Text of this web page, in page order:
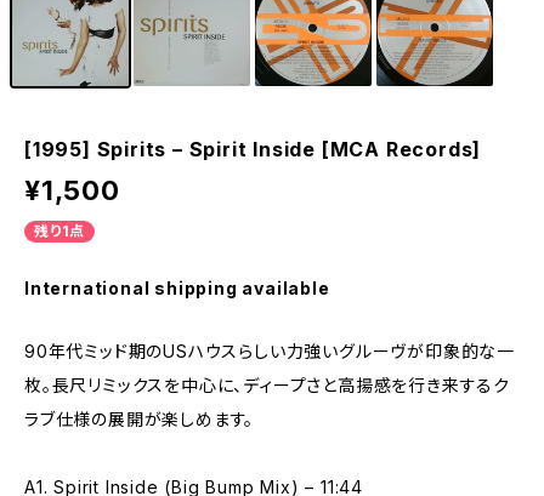
[1995] Spirits – Spirit Inside [MCA Records]
¥1,500
残り1点
International shipping available
90年代ミッド期のUSハウスらしい力強いグルーヴが印象的な一
枚。長尺リミックスを中心に、ディープさと高揚感を行き来するク
ラブ仕様の展開が楽しめます。
A1. Spirit Inside (Big Bump Mix) – 11:44